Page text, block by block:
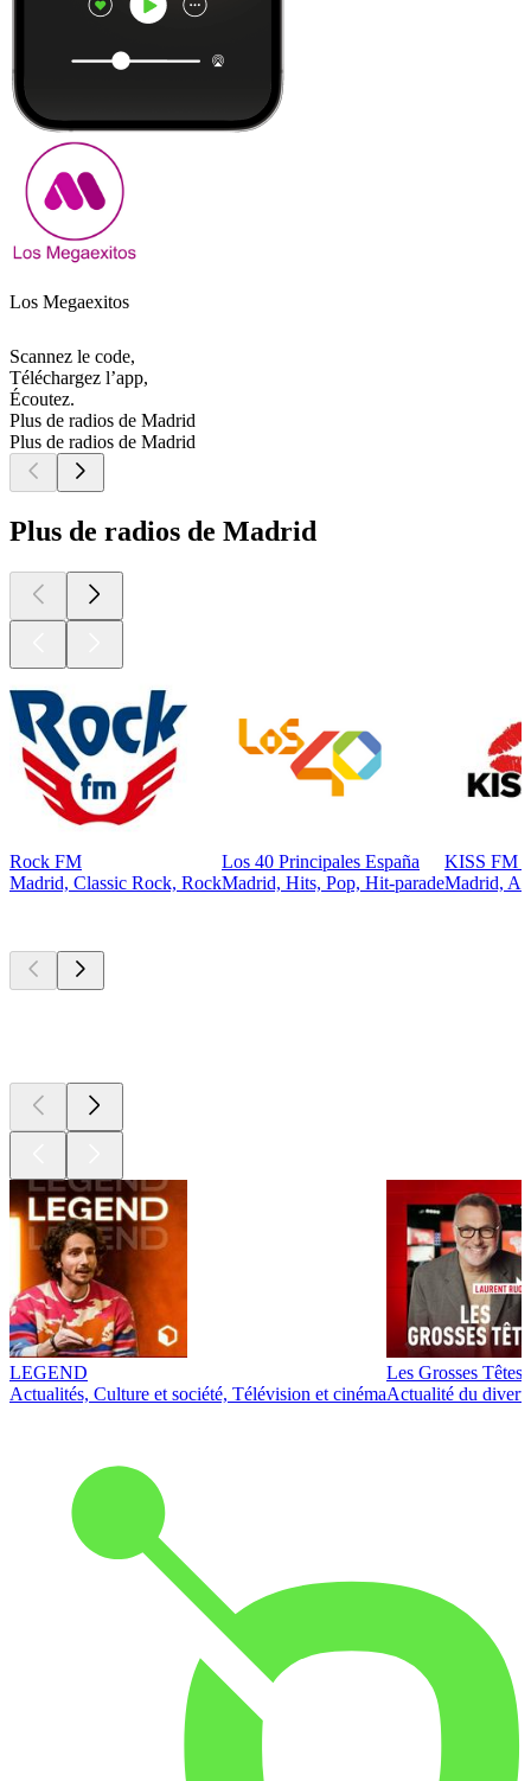
Los Megaexitos
Scannez le code,
Téléchargez l’app,
Écoutez.
Plus de radios de Madrid
Plus de radios de Madrid
Plus de radios de Madrid
Rock FM
Madrid, Classic Rock, Rock
Los 40 Principales España
Madrid, Hits, Pop, Hit-parade
KISS FM
Madrid,
LEGEND
Actualités, Culture et société, Télévision et cinéma
Les Grosses Têtes
Actualité du